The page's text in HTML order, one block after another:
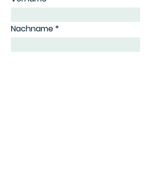
Nachname